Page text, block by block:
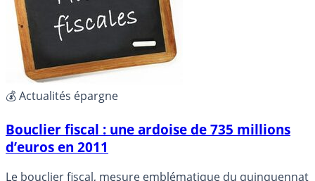
💰 Actualités épargne
Bouclier fiscal : une ardoise de 735 millions
d’euros en 2011
Le bouclier fiscal, mesure emblématique du quinquennat